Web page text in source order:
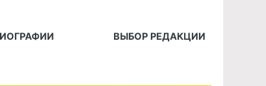
ВЫБОР РЕДАКЦИИ